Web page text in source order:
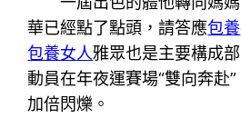
華已經點了點頭，請答應包養
包養女人雅眾也是主要構成
動員在年夜運賽場“雙向奔赴
加倍閃爍。